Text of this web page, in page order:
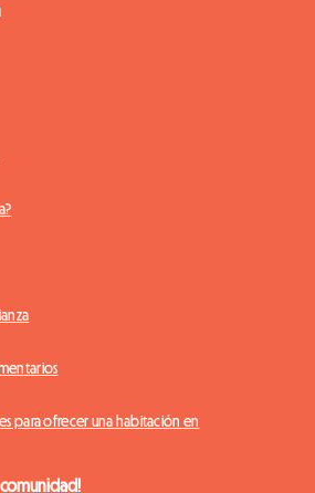
para ofrecer una habitación en
comunidad!